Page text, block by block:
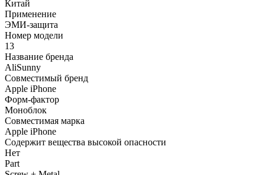
Китай
Применение
ЭМИ-защита
Номер модели
13
Название бренда
AliSunny
Совместимый бренд
Apple iPhone
Форм-фактор
Моноблок
Совместимая марка
Apple iPhone
Содержит вещества высокой опасности
Нет
Part